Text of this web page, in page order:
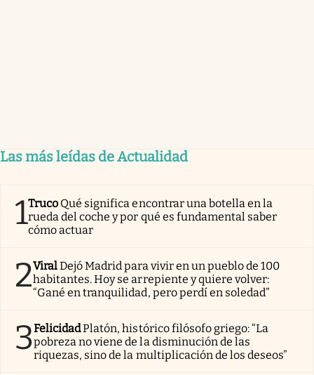
Las más leídas de Actualidad
1Truco Qué significa encontrar una botella en la
rueda del coche y por qué es fundamental saber
cómo actuar
2ViralDejó Madrid para vivir en un pueblo de 100
habitantes. Hoy se arrepiente y quiere volver:
“Gané en tranquilidad, pero perdí en soledad”
3FelicidadPlatón, histórico filósofo griego: “La
pobreza no viene de la disminución de las
riquezas, sino de la multiplicación de los deseos”